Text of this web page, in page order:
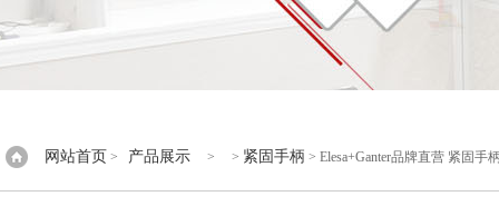
网站首页 > 产品展示 > > 紧固手柄 > Elesa+Ganter品牌直营 紧固